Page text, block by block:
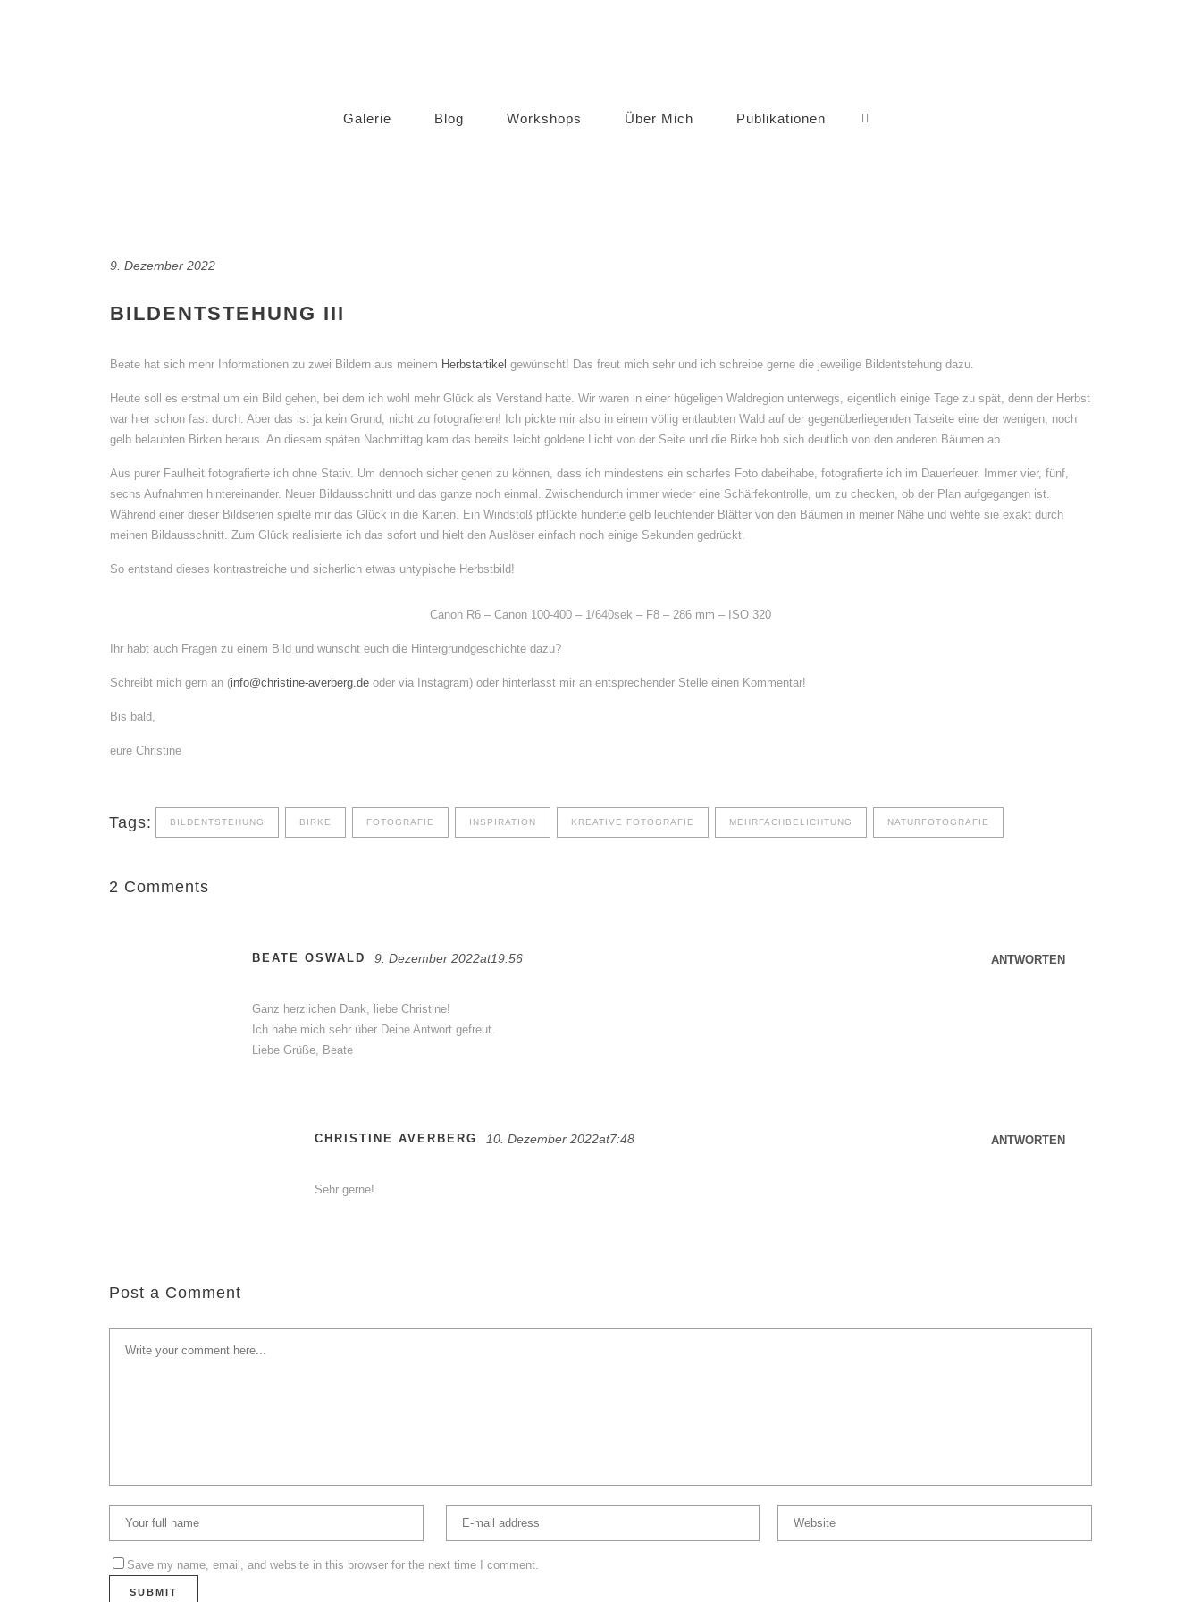
Galerie Blog Workshops Über Mich Publikationen
9. Dezember 2022
BILDENTSTEHUNG III
Beate hat sich mehr Informationen zu zwei Bildern aus meinem Herbstartikel gewünscht! Das freut mich sehr und ich schreibe gerne die jeweilige Bildentstehung dazu.
Heute soll es erstmal um ein Bild gehen, bei dem ich wohl mehr Glück als Verstand hatte. Wir waren in einer hügeligen Waldregion unterwegs, eigentlich einige Tage zu spät, denn der Herbst
war hier schon fast durch. Aber das ist ja kein Grund, nicht zu fotografieren! Ich pickte mir also in einem völlig entlaubten Wald auf der gegenüberliegenden Talseite eine der wenigen, noch
gelb belaubten Birken heraus. An diesem späten Nachmittag kam das bereits leicht goldene Licht von der Seite und die Birke hob sich deutlich von den anderen Bäumen ab.
Aus purer Faulheit fotografierte ich ohne Stativ. Um dennoch sicher gehen zu können, dass ich mindestens ein scharfes Foto dabeihabe, fotografierte ich im Dauerfeuer. Immer vier, fünf,
sechs Aufnahmen hintereinander. Neuer Bildausschnitt und das ganze noch einmal. Zwischendurch immer wieder eine Schärfekontrolle, um zu checken, ob der Plan aufgegangen ist.
Während einer dieser Bildserien spielte mir das Glück in die Karten. Ein Windstoß pflückte hunderte gelb leuchtender Blätter von den Bäumen in meiner Nähe und wehte sie exakt durch
meinen Bildausschnitt. Zum Glück realisierte ich das sofort und hielt den Auslöser einfach noch einige Sekunden gedrückt.
So entstand dieses kontrastreiche und sicherlich etwas untypische Herbstbild!
Canon R6 – Canon 100-400 – 1/640sek – F8 – 286 mm – ISO 320
Ihr habt auch Fragen zu einem Bild und wünscht euch die Hintergrundgeschichte dazu?
Schreibt mich gern an (info@christine-averberg.de oder via Instagram) oder hinterlasst mir an entsprechender Stelle einen Kommentar!
Bis bald,
eure Christine
Tags: BILDENTSTEHUNG BIRKE FOTOGRAFIE INSPIRATION KREATIVE FOTOGRAFIE MEHRFACHBELICHTUNG NATURFOTOGRAFIE
2 Comments
BEATE OSWALD 9. Dezember 2022at19:56 ANTWORTEN
Ganz herzlichen Dank, liebe Christine!
Ich habe mich sehr über Deine Antwort gefreut.
Liebe Grüße, Beate
CHRISTINE AVERBERG 10. Dezember 2022at7:48 ANTWORTEN
Sehr gerne!
Post a Comment
Save my name, email, and website in this browser for the next time I comment.